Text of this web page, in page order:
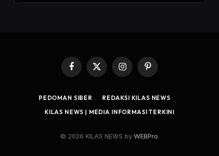
Facebook
X
(Twitter)
InstagramPinterest
PEDOMAN SIBER
REDAKSI KILAS NEWS
KILAS NEWS | MEDIA INFORMASI TERKINI
© 2026 KILAS NEWS by WEBPro.